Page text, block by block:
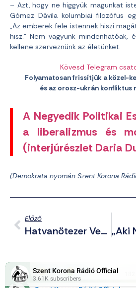
– Azt, hogy ne higgyük magunkat
Gómez Dávila kolumbiai filozófus
„Az emberek fele istennek hiszi
hisz.” Nem vagyunk mindenhatóak,
kellene szerveznünk az életünket.
Kövesd Telegram
Folyamatosan frissítjük a közel-
és az orosz-ukrán konfliktus
A Negyedik Politikai
a liberalizmus és
(interjúrészlet Daria
(Demokrata nyomán Szent Korona
Előző
Hatvanötezer Vendégmunkást Hozna Idén Hazánkba A Kormány